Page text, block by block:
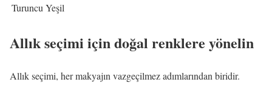
Turuncu Yeşil
Allık seçimi için doğal renklere yönelin
Allık seçimi, her makyajın vazgeçilmez adımlarından biridir.